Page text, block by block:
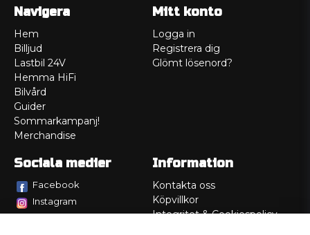
Navigera
Hem
Billjud
Lastbil 24V
Hemma HiFi
Bilvård
Guider
Sommarkampanj!
Merchandise
Mitt konto
Logga in
Registrera dig
Glömt lösenord?
Sociala medier
Facebook
Instagram
Information
Kontakta oss
Köpvillkor
Integritet & Cookiespolicy